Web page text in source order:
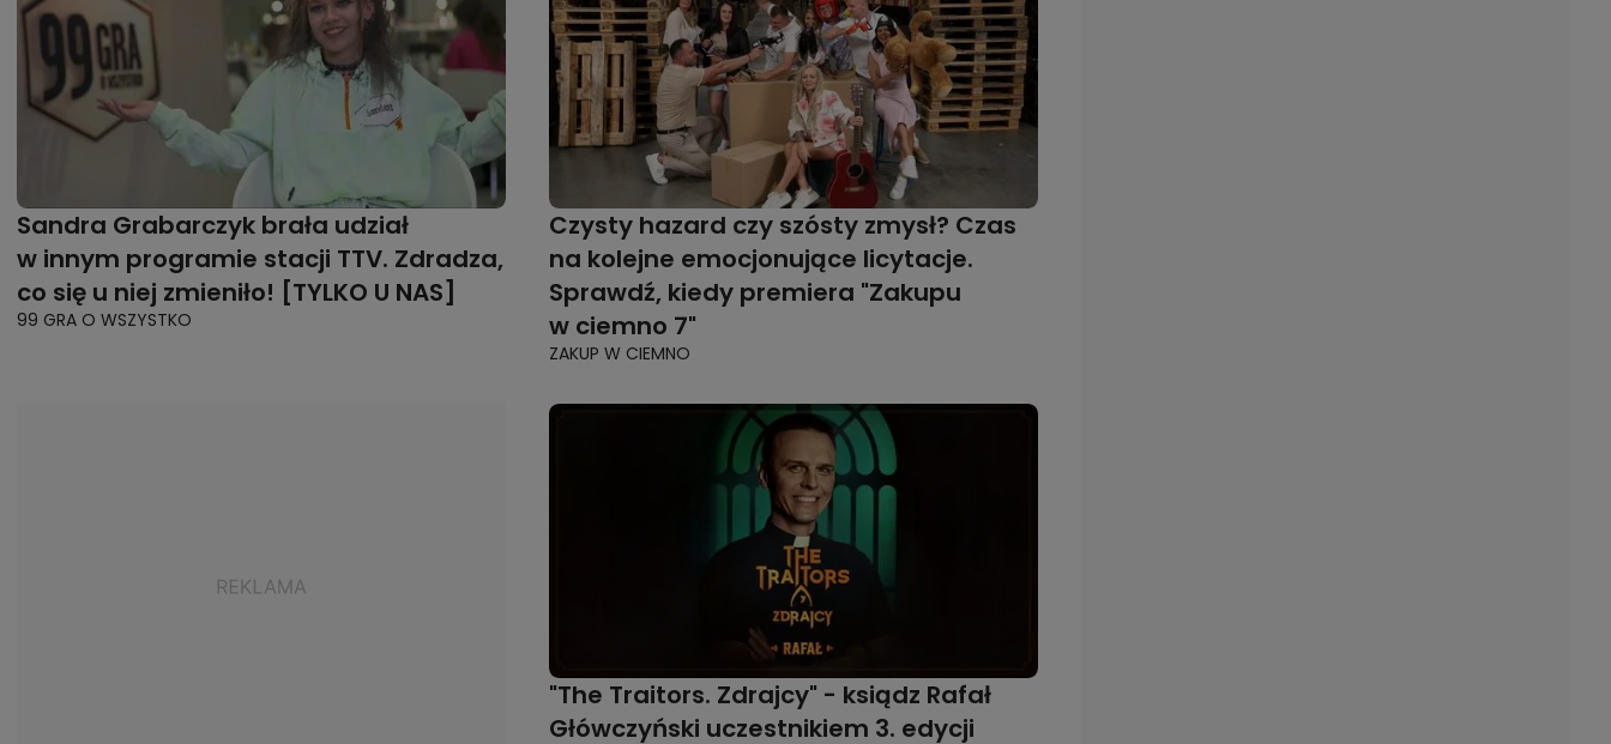
Sandra Grabarczyk brała udział
w innym programie stacji TTV. Zdradza,
co się u niej zmieniło! [TYLKO U NAS]
99 GRA O WSZYSTKO
Czysty hazard czy szósty zmysł? Czas
na kolejne emocjonujące licytacje.
Sprawdź, kiedy premiera "Zakupu
w ciemno 7"
ZAKUP W CIEMNO
"The Traitors. Zdrajcy" - ksiądz Rafał
Główczyński uczestnikiem 3. edycji